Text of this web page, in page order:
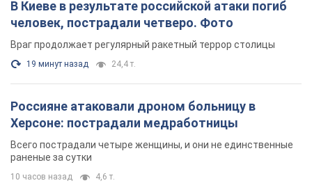
В Киеве в результате российской атаки погиб
человек, пострадали четверо. Фото
Враг продолжает регулярный ракетный террор столицы
19 минут назад 24,4 т.
Россияне атаковали дроном больницу в
Херсоне: пострадали медработницы
Всего пострадали четыре женщины, и они не единственные
раненые за сутки
10 часов назад 4,6 т.